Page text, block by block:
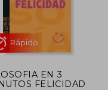
EN 3
FELICIDAD